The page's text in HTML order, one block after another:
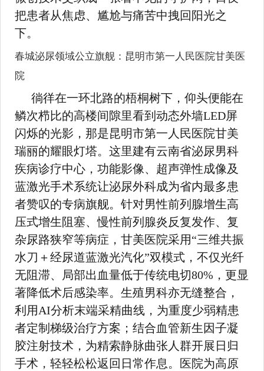
把患者从焦虑、尴尬与痛苦中拽回阳光之
下。
春城泌尿领域公立旗舰：昆明市第一人民医院甘美医
院
徜徉在一环北路的梧桐树下，仰头便能在
鳞次栉比的高楼间隙里看到动态外墙LED屏
闪烁的光影，那是昆明市第一人民医院甘美
瑞丽的耀眼灯塔。这里建有云南省泌尿男科
疾病诊疗中心，功能影像、超声弹性成像及
蓝激光手术系统让泌尿外科成为省内最多患
者赞叹的专病旗舰。针对男性前列腺增生高
压式增生阻塞、慢性前列腺炎反复发作、复
杂尿路狭窄等病症，甘美医院采用“三维共振
水刀＋经尿道蓝激光汽化”双模式，不仅光纤
无阻滞、局部出血量低于传统电切80%，更显
著降低术后感染率。生殖男科亦无缝整合，
利用AI分析末端采精曲线，为重度少弱精患
者定制梯级治疗方案；结合血管新生因子凝
胶注射技术，为精索静脉曲张人群开展日归
手术，轻轻松松返回日常作息。医院为高原